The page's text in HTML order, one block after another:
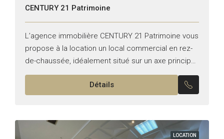
CENTURY 21 Patrimoine
L’agence immobilière CENTURY 21 Patrimoine vous
propose à la location un local commercial en rez-
de-chaussée, idéalement situé sur un axe principal
à Menzah 9C. Superficie bâtie : 98 m² Surface
Détails
LOCATION